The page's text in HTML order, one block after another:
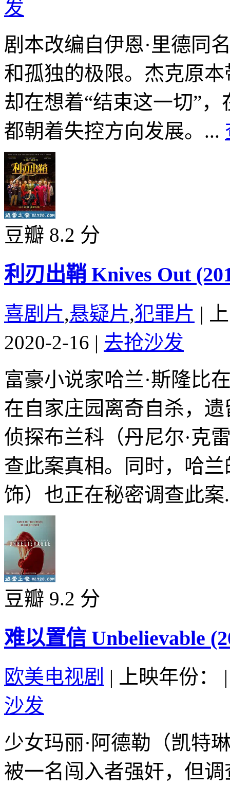
发
剧本改编自伊恩·里德同
和孤独的极限。杰克原
却在想着“结束这一切”
都朝着失控方向发展。...
豆瓣 8.2 分
利刃出鞘 Knives Out
喜剧片,悬疑片,犯罪片 |
2020-2-16 | 去抢沙发
富豪小说家哈兰·斯隆比
在自家庄园离奇自杀，
侦探布兰科（丹尼尔·克
查此案真相。同时，哈
饰）也正在秘密调查此
豆瓣 9.2 分
难以置信 Unbelievable
欧美电视剧 | 上映年份：
|
沙发
少女玛丽·阿德勒（凯特
被一名闯入者强奸，但